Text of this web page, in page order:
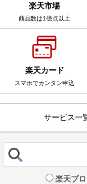
楽天市場
商品数は1億点以上
楽天カード
スマホでカンタン申込
サービス一
楽天ブ